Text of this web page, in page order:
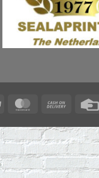
PayPal MasterCardCash
Delivery